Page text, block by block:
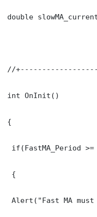
double
//
int OnInit()
{
if(FastMA_Period >=
{
Alert("Fast MA